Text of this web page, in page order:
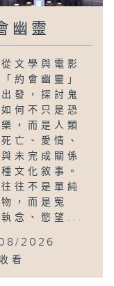
幽靈
文學與電影
約會幽靈」
發，探討鬼
何不只是恐
，而是人類
亡、愛情、
未完成關係
文化敘事。
往不是單純
，而是冤
念、慾望...
2026
收看